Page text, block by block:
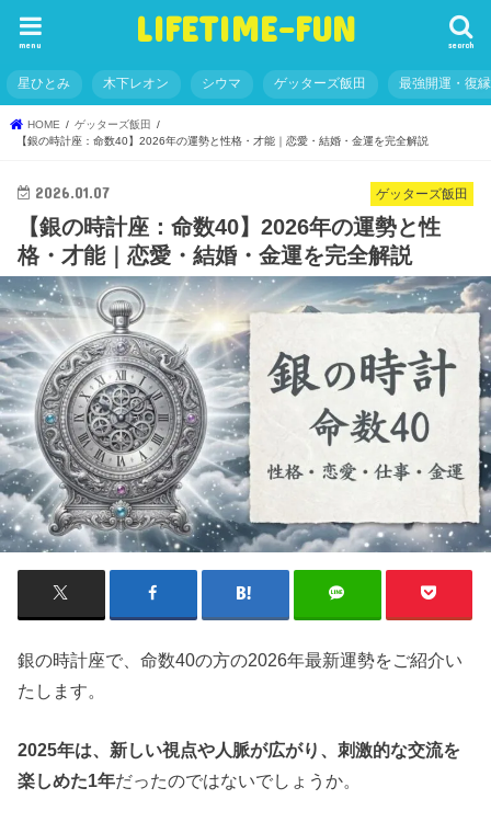
LIFETIME-FUN search
menu
星ひとみ 木下レオン シウマ ゲッターズ飯田 最強開運・復
HOME
ゲッターズ飯田
【銀の時計座：命数40】2026年の運勢と性格・才能｜恋愛・結婚・金運を完全解説
ゲッターズ飯田
2026.01.07
【銀の時計座：命数40】2026年の運勢と性
格・才能｜恋愛・結婚・金運を完全解説
銀の時計座で、命数40の方の2026年最新運勢をご紹介い
たします。
2025年は、新しい視点や人脈が広がり、刺激的な交流を
楽しめた1年だったのではないでしょうか。